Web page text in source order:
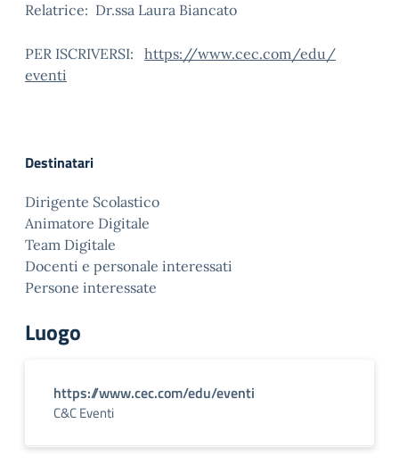
Relatrice: Dr.ssa Laura Biancato
PER ISCRIVERSI: https://www.cec.com/edu/
eventi
Destinatari
Dirigente Scolastico
Animatore Digitale
Team Digitale
Docenti e personale interessati
Persone interessate
Luogo
https://www.cec.com/edu/eventi
C&C Eventi